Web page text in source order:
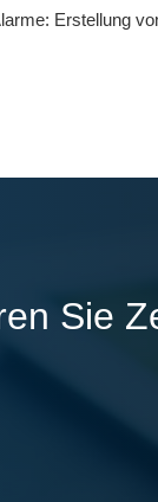
Erstellung
Sie